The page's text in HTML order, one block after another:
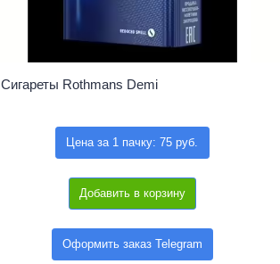
Сигареты Rothmans Demi
Цена за 1 пачку: 75 руб.
Добавить в корзину
Оформить заказ Telegram